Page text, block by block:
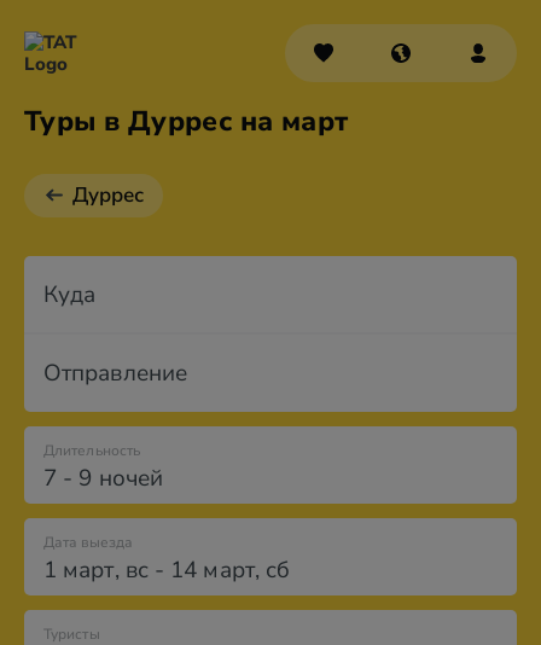
Туры в Дуррес на март
Дуррес
Куда
Отправление
7 - 9 ночей
Длительность
Дата выезда
1 март, вс- 14 март, сб
Туристы